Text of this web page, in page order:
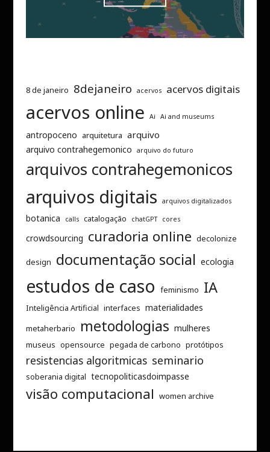
8 de janeiro 8dejaneiro acervos acervos digitais
acervos online Ai Ai and museums
antropoceno arquitetura arquivo
arquivo contrahegemonico arquivo do futuro
arquivos contrahegemonicos
arquivos digitais arquivos digitalizados
botanica calls catalogação chatGPT cores
crowdsourcing curadoria online decolonize
design documentação social ecologia
estudos de caso feminismo IA
Inteligência Artificial interfaces materialidades
metaherbario metodologias mulheres
museus opensource pegada de carbono protótipos
resistencias algoritmicas seminario
soberania digital tecnopoliticasdoimpasse
visão computacional women archive